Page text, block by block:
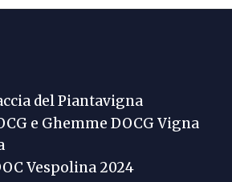
del Piantavigna
e Ghemme DOCG Vigna
Vespolina 2024